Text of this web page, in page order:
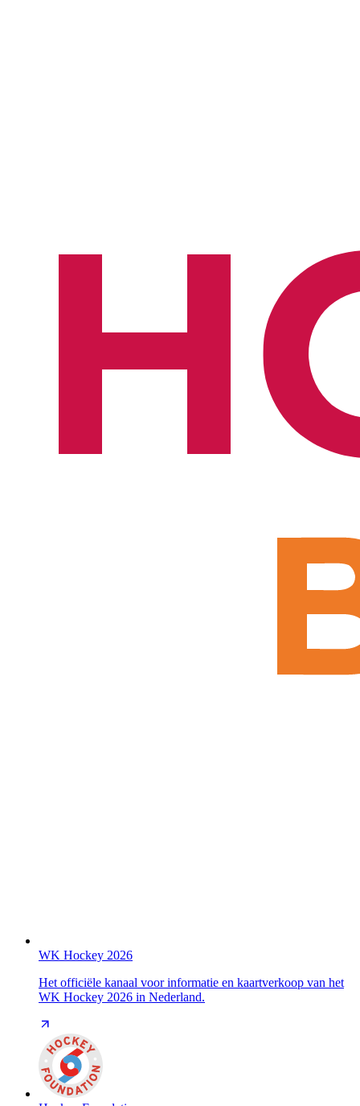
WK Hockey 2026
Het officiële kanaal voor informatie en kaartverkoop van het
WK Hockey 2026 in Nederland.